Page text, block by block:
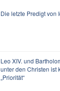
Die letzte Predigt von
Leo XIV. und
unter den Christen ist
„Priorität“